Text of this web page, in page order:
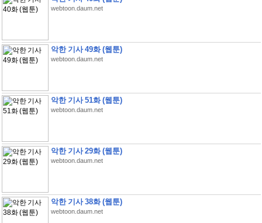
webtoon.daum.net
악한 기사 49화 (웹툰)
webtoon.daum.net
악한 기사 51화 (웹툰)
webtoon.daum.net
악한 기사 29화 (웹툰)
webtoon.daum.net
악한 기사 38화 (웹툰)
webtoon.daum.net